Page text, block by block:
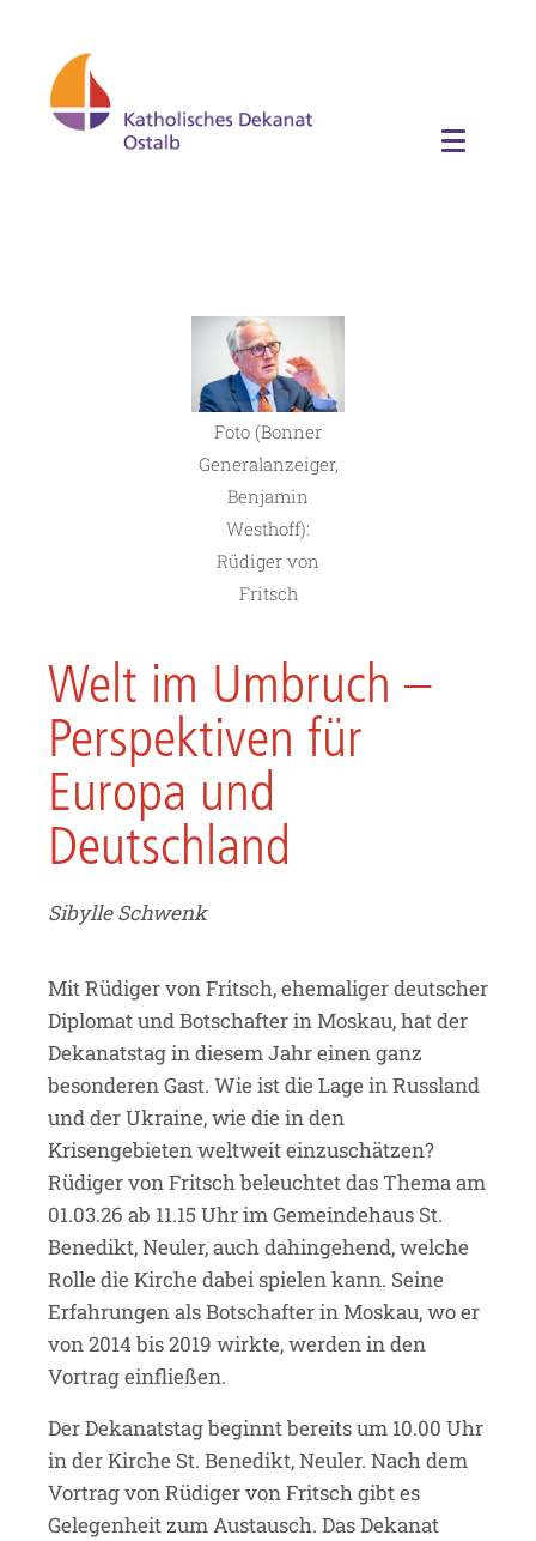
Foto (Bonner
Generalanzeiger,
Benjamin
Westhoff):
Rüdiger von
Fritsch
Welt im Umbruch –
Perspektiven für
Europa und
Deutschland
Sibylle Schwenk
Mit Rüdiger von Fritsch, ehemaliger deutscher
Diplomat und Botschafter in Moskau, hat der
Dekanatstag in diesem Jahr einen ganz
besonderen Gast. Wie ist die Lage in Russland
und der Ukraine, wie die in den
Krisengebieten weltweit einzuschätzen?
Rüdiger von Fritsch beleuchtet das Thema am
01.03.26 ab 11.15 Uhr im Gemeindehaus St.
Benedikt, Neuler, auch dahingehend, welche
Rolle die Kirche dabei spielen kann. Seine
Erfahrungen als Botschafter in Moskau, wo er
von 2014 bis 2019 wirkte, werden in den
Vortrag einfließen.
Der Dekanatstag beginnt bereits um 10.00 Uhr
in der Kirche St. Benedikt, Neuler. Nach dem
Vortrag von Rüdiger von Fritsch gibt es
Gelegenheit zum Austausch. Das Dekanat